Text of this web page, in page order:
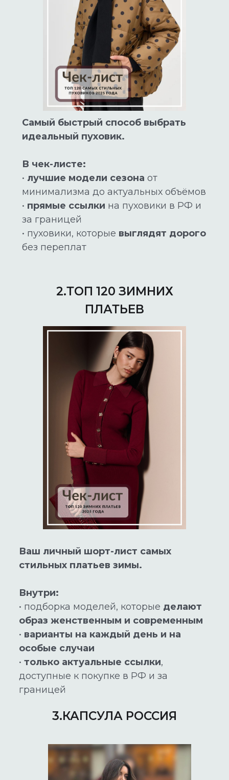
3.КАПСУЛА РОССИЯ
2.ТОП 120 ЗИМНИХ
ПЛАТЬЕВ
Самый быстрый способ выбрать
идеальный пуховик.
В чек-листе:
• лучшие модели сезона от
минимализма до актуальных объёмов
• прямые ссылки на пуховики в РФ и
за границей
• пуховики, которые выглядят дорого
без переплат
Ваш личный шорт-лист самых
стильных платьев зимы.
Внутри:
• подборка моделей, которые делают
образ женственным и современным
• варианты на каждый день и на
особые случаи
• только актуальные ссылки,
доступные к покупке в РФ и за
границей